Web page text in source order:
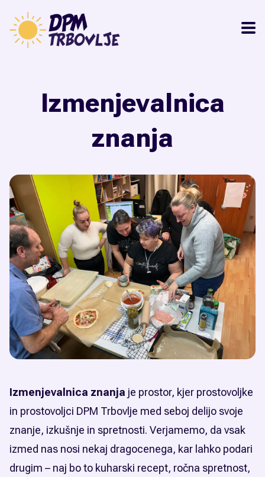
Izmenjevalnica
znanja
Izmenjevalnica znanja je prostor, kjer prostovoljke
in prostovoljci DPM Trbovlje med seboj delijo svoje
znanje, izkušnje in spretnosti. Verjamemo, da vsak
izmed nas nosi nekaj dragocenega, kar lahko podari
drugim – naj bo to kuharski recept, ročna spretnost,